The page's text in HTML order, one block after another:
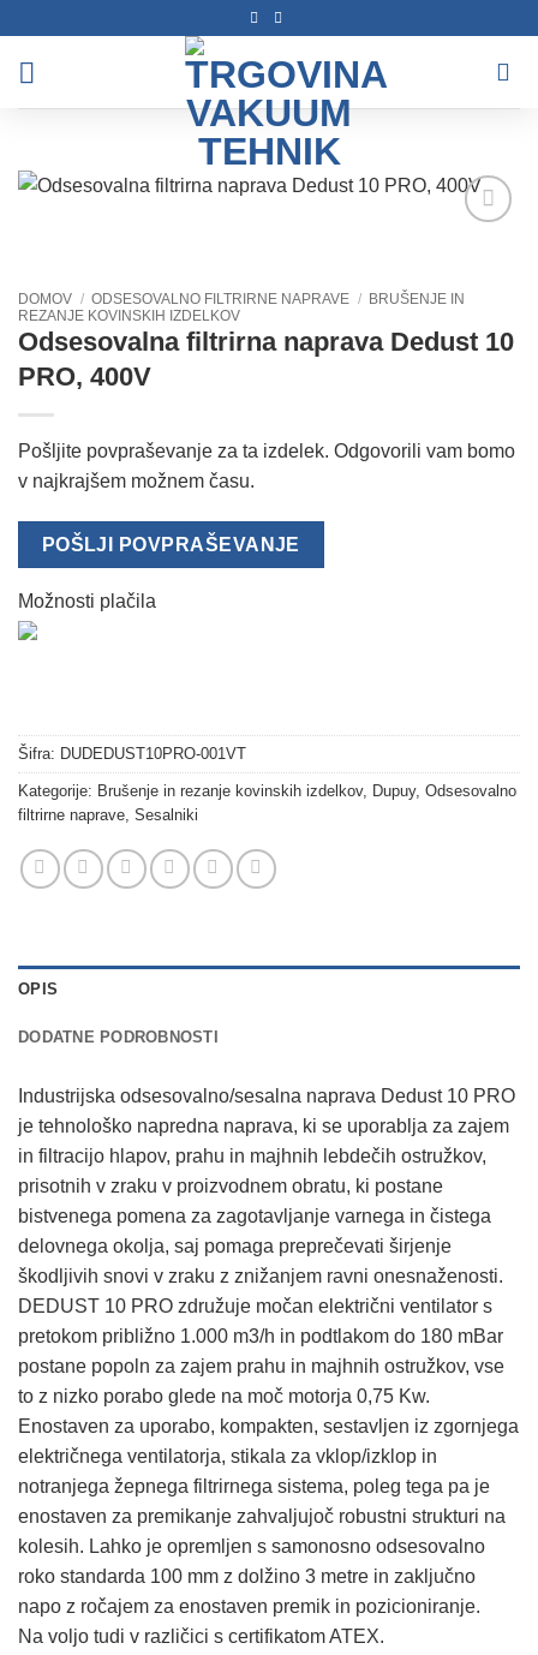
želja
DOMOV / ODSESOVALNO FILTRIRNE NAPRAVE / BRUŠENJE IN
REZANJE KOVINSKIH IZDELKOV
Odsesovalna filtrirna naprava Dedust 10
PRO, 400V
Pošljite povpraševanje za ta izdelek. Odgovorili vam bomo
v najkrajšem možnem času.
POŠLJI POVPRAŠEVANJE
Možnosti plačila
Šifra: DUDEDUST10PRO-001VT
Kategorije: Brušenje in rezanje kovinskih izdelkov, Dupuy, Odsesovalno
filtrirne naprave, Sesalniki
OPIS
DODATNE PODROBNOSTI
Industrijska odsesovalno/sesalna naprava Dedust 10 PRO
je tehnološko napredna naprava, ki se uporablja za zajem
in filtracijo hlapov, prahu in majhnih lebdečih ostružkov,
prisotnih v zraku v proizvodnem obratu, ki postane
bistvenega pomena za zagotavljanje varnega in čistega
delovnega okolja, saj pomaga preprečevati širjenje
škodljivih snovi v zraku z znižanjem ravni onesnaženosti.
DEDUST 10 PRO združuje močan električni ventilator s
pretokom približno 1.000 m3/h in podtlakom do 180 mBar
postane popoln za zajem prahu in majhnih ostružkov, vse
to z nizko porabo glede na moč motorja 0,75 Kw.
Enostaven za uporabo, kompakten, sestavljen iz zgornjega
električnega ventilatorja, stikala za vklop/izklop in
notranjega žepnega filtrirnega sistema, poleg tega pa je
enostaven za premikanje zahvaljujoč robustni strukturi na
kolesih. Lahko je opremljen s samonosno odsesovalno
roko standarda 100 mm z dolžino 3 metre in zaključno
napo z ročajem za enostaven premik in pozicioniranje.
Na voljo tudi v različici s certifikatom ATEX.